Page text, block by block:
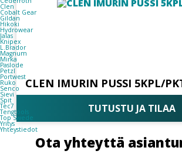
Clen
Cobalt Gear
Gildan
Hikoki
Hydrowear
Jalas
Knipex
L.Brador
Magnum
Mirka
Paslode
Petzl
Portwest
Ruko
Senco
Sievi
Spit
Tec7
Tengtools
Top Swede
Yritys
Yhteystiedot
CLEN IMURIN PUSSI 5KPL/
TUTUSTU JA TILAA
Ota yhteyttä